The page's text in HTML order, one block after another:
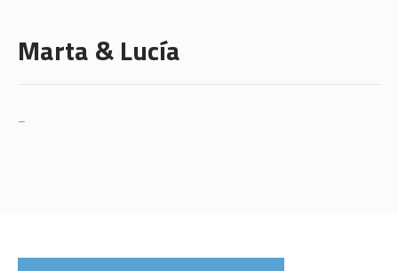
Marta & Lucía
–